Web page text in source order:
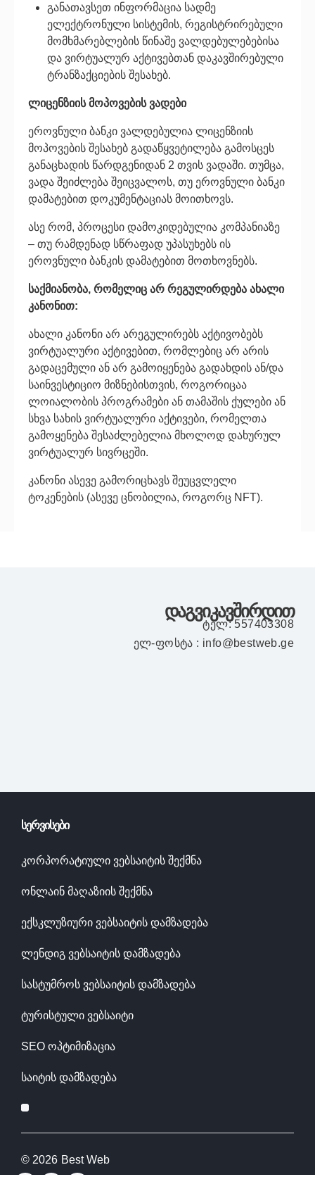
განათავსეთ ინფორმაცია სადმე
ელექტრონული სისტემის, რეგისტრირებული
მომხმარებლების წინაშე ვალდებულებებისა
და ვირტუალურ აქტივებთან დაკავშირებული
ტრანზაქციების შესახებ.
ლიცენზიის მოპოვების ვადები
ეროვნული ბანკი ვალდებულია ლიცენზიის
მოპოვების შესახებ გადაწყვეტილება გამოსცეს
განაცხადის წარდგენიდან 2 თვის ვადაში. თუმცა,
ვადა შეიძლება შეიცვალოს, თუ ეროვნული ბანკი
დამატებით დოკუმენტაციას მოითხოვს.
ასე რომ, პროცესი დამოკიდებულია კომპანიაზე
– თუ რამდენად სწრაფად უპასუხებს ის
ეროვნული ბანკის დამატებით მოთხოვნებს.
საქმიანობა, რომელიც არ რეგულირდება ახალი
კანონით:
ახალი კანონი არ არეგულირებს აქტივობებს
ვირტუალური აქტივებით, რომლებიც არ არის
გადაცემული ან არ გამოიყენება გადახდის ან/და
საინვესტიციო მიზნებისთვის, როგორიცაა
ლოიალობის პროგრამები ან თამაშის ქულები ან
სხვა სახის ვირტუალური აქტივები, რომელთა
გამოყენება შესაძლებელია მხოლოდ დახურულ
ვირტუალურ სივრცეში.
კანონი ასევე გამორიცხავს შეუცვლელი
ტოკენების (ასევე ცნობილია, როგორც NFT).
დაგვიკავშირდით
ტელ: 557403308
ელ-ფოსტა : info@bestweb.ge
ᲡᲔᲠᲕᲘᲡᲔᲑᲘ
კორპორატიული ვებსაიტის შექმნა
ონლაინ მაღაზიის შექმნა
ექსკლუზიური ვებსაიტის დამზადება
ლენდიგ ვებსაიტის დამზადება
სასტუმროს ვებსაიტის დამზადება
ტურისტული ვებსაიტი
SEO ოპტიმიზაცია
საიტის დამზადება
© 2026 Best Web